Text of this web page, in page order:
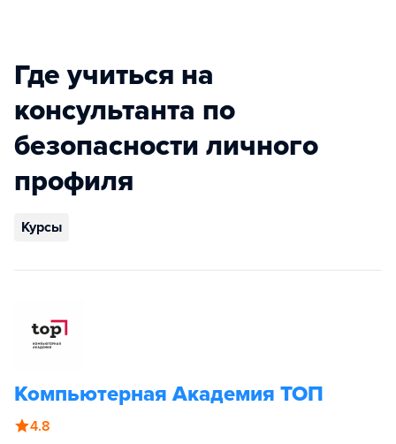
Где учиться на
консультанта по
безопасности личного
профиля
Курсы
Компьютерная Академия ТОП
4.8